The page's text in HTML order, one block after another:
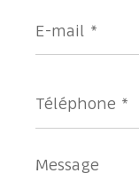
mail
*
*
Message